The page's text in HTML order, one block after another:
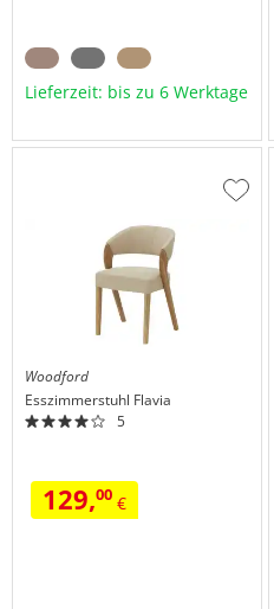
Lieferzeit: bis zu 6 Werktage
Woodford
Esszimmerstuhl Flavia
5
129,00 €
Zur